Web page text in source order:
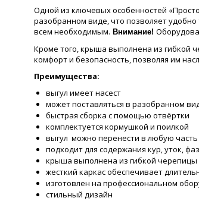
Одной из ключевых особенностей
разобранном виде, что позволяет
всем необходимым. Внимание!
Кроме того, крыша выполнена из гибкой
комфорт и безопасность, позволяя им
Преимущества:
выгул имеет насест
может поставляться в разобранном
быстрая сборка с помощью отвёртки
комплектуется кормушкой и поилкой
выгул можно перенести в любую часть
подходит для содержания кур, уток,
крыша выполнена из гибкой черепицы
жесткий каркас обеспечивает
изготовлен на профессиональном
стильный дизайн